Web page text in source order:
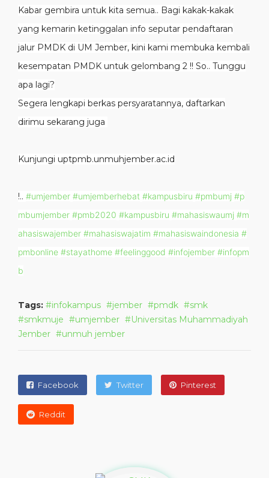
Kabar gembira untuk kita semua.. Bagi kakak-kakak
yang kemarin ketinggalan info seputar pendaftaran
jalur PMDK di UM Jember, kini kami membuka kembali
kesempatan PMDK untuk gelombang 2 !! So.. Tunggu
apa lagi?
Segera lengkapi berkas persyaratannya, daftarkan
dirimu sekarang juga
Kunjungi uptpmb.unmuhjember.ac.id
!.. #umjember #umjemberhebat #kampusbiru #pmbumj #p
mbumjember #pmb2020 #kampusbiru #mahasiswaumj #m
ahasiswajember #mahasiswajatim #mahasiswaindonesia #
pmbonline #stayathome #feelinggood #infojember #infopm
b
Tags: infokampus jember pmdk
smk
smkmuje
umjember
Universitas Muhammadiyah
Jember
unmuh jember
Facebook Twitter Pinterest
Reddit